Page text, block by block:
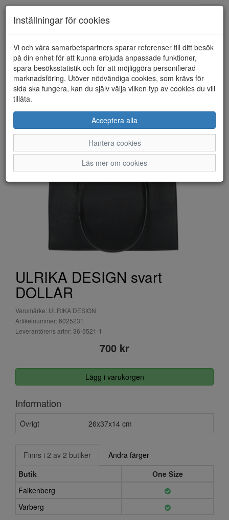
HEM ULRIKA DESIGN
ULRIKA DESIGN svart
DOLLAR
Varumärke: ULRIKA DESIGN
Artikelnummer: 6025231
Leverantörens artnr: 36-5521-1
700 kr
Lägg i varukorgen
Information
Övrigt 26x37x14 cm
Finns i 2 av 2 butiker
Andra färger
Butik
One Size
Falkenberg
Varberg
Inställningar för cookies
Vi och våra samarbetspartners sparar referenser till ditt besök
på din enhet för att kunna erbjuda anpassade funktioner,
spara besöksstatistik och för att möjliggöra personifierad
marknadsföring. Utöver nödvändiga cookies, som krävs för
sida ska fungera, kan du själv välja vilken typ av cookies du vill
tillåta.
Acceptera alla
Hantera cookies
Läs mer om cookies